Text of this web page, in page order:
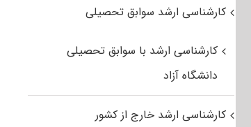
کارشناسی ارشد سوابق تحصیلی
کارشناسی ارشد با سوابق تحصیلی
دانشگاه آزاد
کارشناسی ارشد خارج از کشور